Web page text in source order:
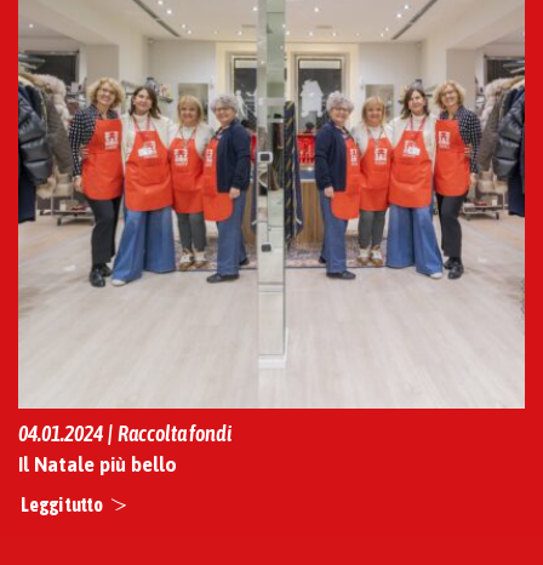
04.01.2024 | Raccolta fondi
Il Natale più bello
Leggi tutto